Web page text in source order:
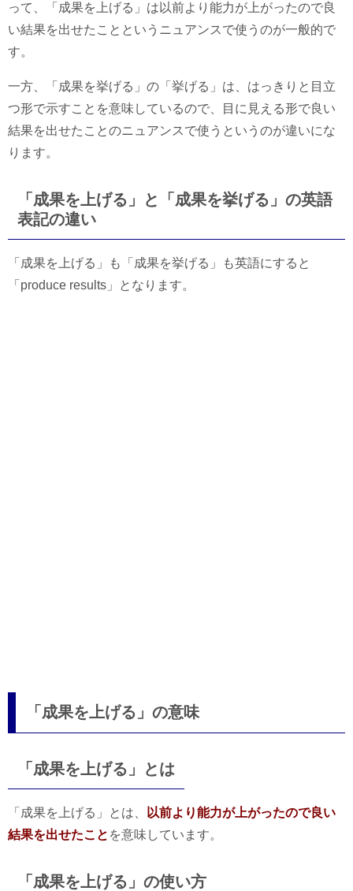
って、「成果を上げる」は以前より能力が上がったので良
い結果を出せたことというニュアンスで使うのが一般的で
す。
一方、「成果を挙げる」の「挙げる」は、はっきりと目立
つ形で示すことを意味しているので、目に見える形で良い
結果を出せたことのニュアンスで使うというのが違いにな
ります。
「成果を上げる」と「成果を挙げる」の英語
表記の違い
「成果を上げる」も「成果を挙げる」も英語にすると
「produce results」となります。
「成果を上げる」の意味
「成果を上げる」とは
「成果を上げる」とは、 以前より能力が上がったので良い
結果を出せたこと を意味しています。
「成果を上げる」の使い方